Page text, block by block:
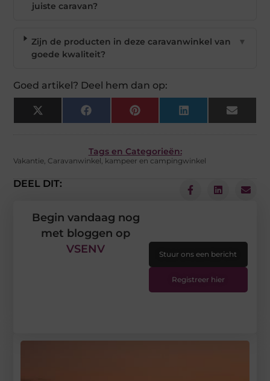
juiste caravan?
Zijn de producten in deze caravanwinkel van
goede kwaliteit?
▼
Goed artikel? Deel hem dan op:
X
(Twitter)
Facebook Pinterest LinkedIn Email
Tags en Categorieën:
Vakantie, Caravanwinkel, kampeer en campingwinkel
DEEL DIT:
Begin vandaag nog
met bloggen op
VSENV
Stuur ons een bericht
Registreer hier